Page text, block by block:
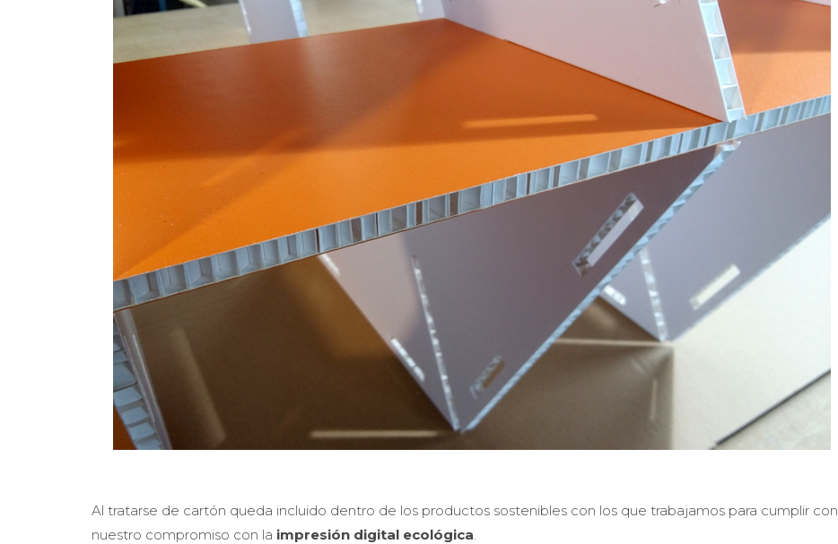
Al tratarse de cartón queda incluido dentro de los productos sostenibles con los que trabajamos para cumplir con
nuestro compromiso con la impresión digital ecológica.